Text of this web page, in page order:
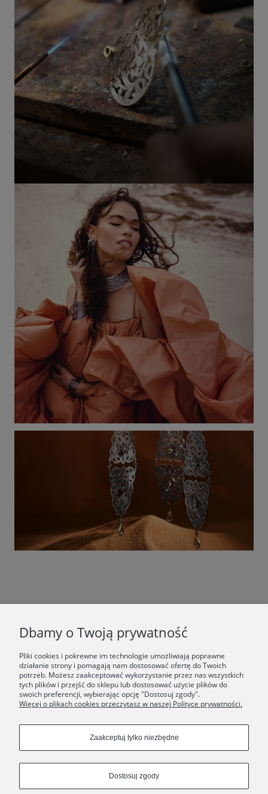
Dołącz do nas:
Copyrights © 2024 - ORSKA
Dbamy o Twoją prywatność
Pliki cookies i pokrewne im technologie umożliwiają poprawne
działanie strony i pomagają nam dostosować ofertę do Twoich
potrzeb. Możesz zaakceptować wykorzystanie przez nas wszystkich
tych plików i przejść do sklepu lub dostosować użycie plików do
swoich preferencji, wybierając opcję "Dostosuj zgody".
Więcej o plikach cookies przeczytasz w naszej Polityce prywatności.
Zaakceptuj tylko niezbędne
Dostosuj zgody